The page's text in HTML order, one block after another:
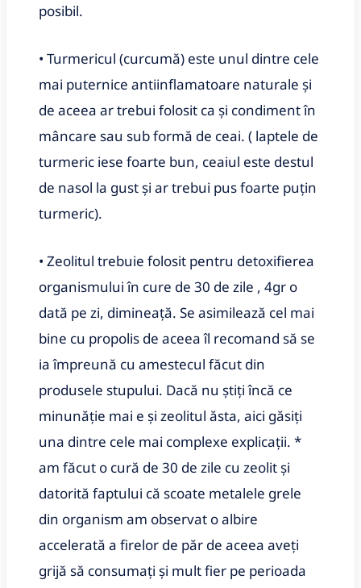
posibil.
• Turmericul (curcumă) este unul dintre cele
mai puternice antiinflamatoare naturale şi
de aceea ar trebui folosit ca și condiment în
mâncare sau sub formă de ceai. ( laptele de
turmeric iese foarte bun, ceaiul este destul
de nasol la gust şi ar trebui pus foarte puţin
turmeric).
• Zeolitul trebuie folosit pentru detoxifierea
organismului în cure de 30 de zile , 4gr o
dată pe zi, dimineaţă. Se asimilează cel mai
bine cu propolis de aceea îl recomand să se
ia împreună cu amestecul făcut din
produsele stupului. Dacă nu ştiţi încă ce
minunăţie mai e şi zeolitul ăsta, aici găsiţi
una dintre cele mai complexe explicaţii. *
am făcut o cură de 30 de zile cu zeolit și
datorită faptului că scoate metalele grele
din organism am observat o albire
accelerată a firelor de păr de aceea aveți
grijă să consumați și mult fier pe perioada